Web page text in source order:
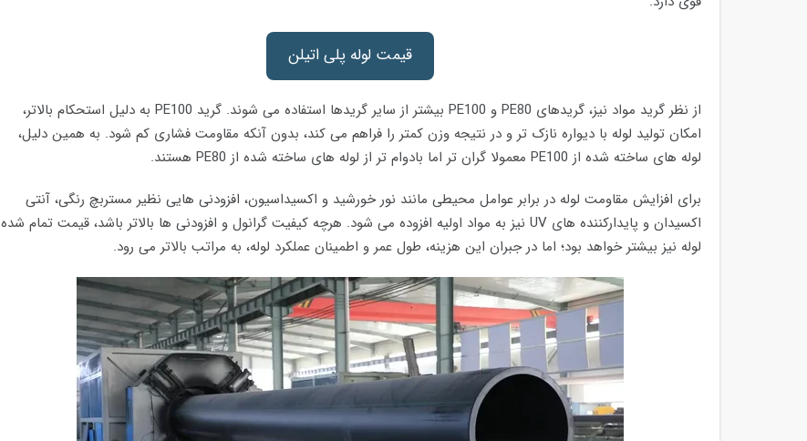
قیمت لوله پلی اتیلن
از نظر گرید مواد نیز، گریدهای PE80 و PE100 بیشتر از سایر گریدها استفاده می شوند. گرید PE100 به دلیل استحکام بالاتر،
امکان تولید لوله با دیواره نازک تر و در نتیجه وزن کمتر را فراهم می کند، بدون آنکه مقاومت فشاری کم شود. به همین دلیل،
لوله های ساخته شده از PE100 معمولا گران تر اما بادوام تر از لوله های ساخته شده از PE80 هستند.
برای افزایش مقاومت لوله در برابر عوامل محیطی مانند نور خورشید و اکسیداسیون، افزودنی هایی نظیر مستربچ رنگی، آنتی
اکسیدان و پایدارکننده های UV نیز به مواد اولیه افزوده می شود. هرچه کیفیت گرانول و افزودنی ها بالاتر باشد، قیمت تمام شده
لوله نیز بیشتر خواهد بود؛ اما در جبران این هزینه، طول عمر و اطمینان عملکرد لوله، به مراتب بالاتر می رود.